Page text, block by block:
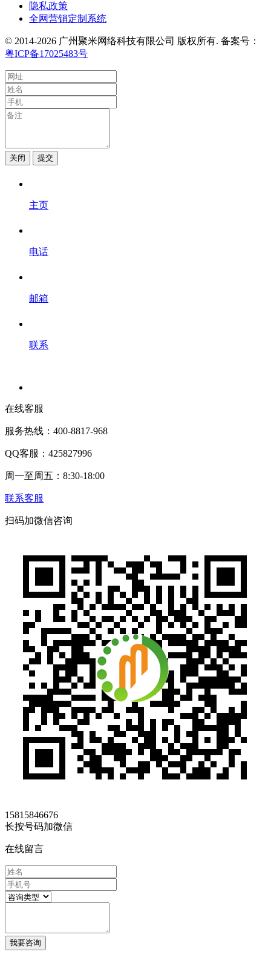
隐私政策
全网营销定制系统
© 2014-2026 广州聚米网络科技有限公司 版权所有. 备案号：
粤ICP备17025483号
关闭 提交
主页
电话
邮箱
联系
在线客服
服务热线：400-8817-968
QQ客服：425827996
周一至周五：8:30-18:00
联系客服
扫码加微信咨询
15815846676
长按号码加微信
在线留言
我要咨询